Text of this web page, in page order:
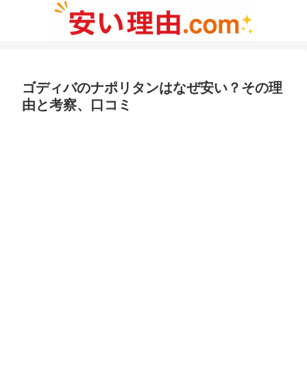
ゴディバのナポリタンはなぜ安い？その理
由と考察、口コミ